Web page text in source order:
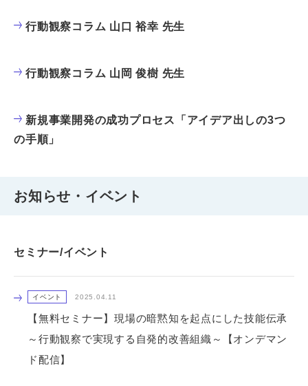
行動観察コラム 山口 裕幸 先生
行動観察コラム 山岡 俊樹 先生
新規事業開発の成功プロセス「アイデア出しの3つ
の手順」
お知らせ・イベント
セミナー/イベント
イベント 2025.04.11
【無料セミナー】現場の暗黙知を起点にした技能伝承
～行動観察で実現する自発的改善組織～【オンデマン
ド配信】